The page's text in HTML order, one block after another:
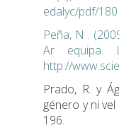
edalyc/pdf/
Peña, N .
Ar equipa.
http://
Prado, R. y
género y ni
196.